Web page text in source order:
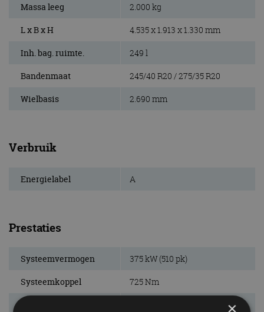
Massa leeg 2.000 kg
L x B x H 4.535 x 1.913 x 1.330 mm
Inh. bag. ruimte. 249 l
Bandenmaat 245/40 R20 / 275/35 R20
Wielbasis 2.690 mm
Verbruik
Energielabel A
Prestaties
Systeemvermogen 375 kW (510 pk)
Systeemkoppel 725 Nm